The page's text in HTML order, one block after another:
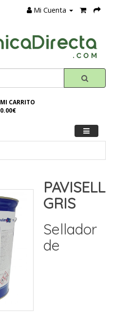
Mi Cuenta
MI CARRITO
0.00€
PAVISELL
GRIS
Sellador
de